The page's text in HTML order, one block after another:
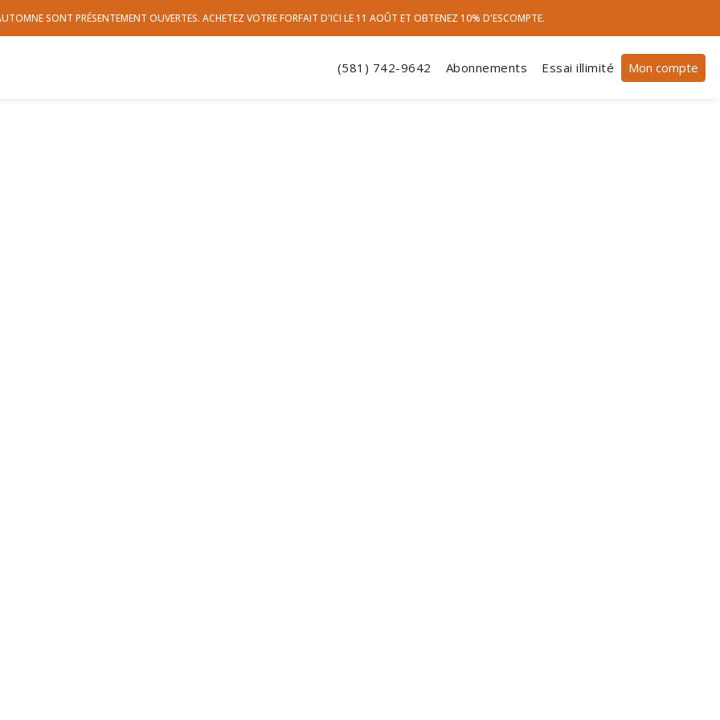
SONT PRÉSENTEMENT OUVERTES. ACHETEZ VOTRE FORFAIT D'ICI LE 11 AOÛT ET OBTENEZ 10% D'ESCOMPTE.
(581) 742-9642 Abonnements Essai illimité Mon compte